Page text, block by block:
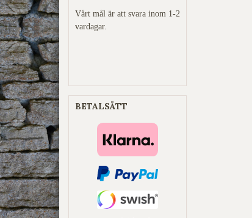
Vårt mål är att svara inom 1-2
vardagar.
BETALSÄTT